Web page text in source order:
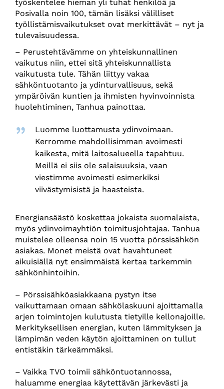
työskentelee hieman yli tuhat henkilöä ja
Posivalla noin 100, tämän lisäksi välilliset
työllistämisvaikutukset ovat merkittävät – nyt ja
tulevaisuudessa.
– Perustehtävämme on yhteiskunnallinen
vaikutus niin, ettei sitä yhteiskunnallista
vaikutusta tule. Tähän liittyy vakaa
sähköntuotanto ja ydinturvallisuus, sekä
ympäröivän kuntien ja ihmisten hyvinvoinnista
huolehtiminen, Tanhua painottaa.​​​​​​​
Luomme luottamusta ydinvoimaan.
Kerromme mahdollisimman avoimesti
kaikesta, mitä laitosalueella tapahtuu.
Meillä ei siis ole salaisuuksia, vaan
viestimme avoimesti esimerkiksi
viivästymisistä ja haasteista.
Energiansäästö koskettaa jokaista suomalaista,
myös ydinvoimayhtiön toimitusjohtajaa. Tanhua
muistelee olleensa noin 15 vuotta pörssisähkön
asiakas. Monet meistä ovat havahtuneet
aikuisiällä nyt ensimmäistä kertaa tarkemmin
sähkönhintoihin.
– Pörssisähköasiakkaana pystyn itse
vaikuttamaan omaan sähkölaskuuni ajoittamalla
arjen toimintojen kulutusta tietyille kellonajoille.
Merkityksellisen energian, kuten lämmityksen ja
lämpimän veden käytön ajoittaminen on tullut
entistäkin tärkeämmäksi.
– Vaikka TVO toimii sähköntuotannossa,
haluamme energiaa käytettävän järkevästi ja